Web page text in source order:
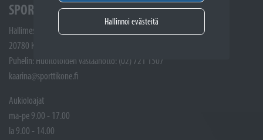
Hallinnoi evästeitä
SPORTTIKONE KAARINA
Hallimestarinkatu 4
20780 Kaarina
Puhelin: Huoltotöiden vastaanotto: (02) 721 1507
kaarina@sporttikone.fi
Aukioloajat
ma-pe 9.00 - 17.00
la 9.00 - 14.00